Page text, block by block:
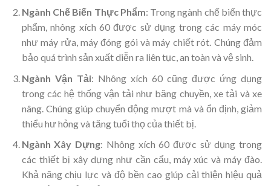
Ngành Chế Biến Thực Phẩm: Trong ngành chế biến thực
phẩm, nhông xích 60 được sử dụng trong các máy móc
như máy rửa, máy đóng gói và máy chiết rót. Chúng đảm
bảo quá trình sản xuất diễn ra liên tục, an toàn và vệ sinh.
Ngành Vận Tải: Nhông xích 60 cũng được ứng dụng
trong các hệ thống vận tải như băng chuyền, xe tải và xe
nâng. Chúng giúp chuyển động mượt mà và ổn định, giảm
thiểu hư hỏng và tăng tuổi thọ của thiết bị.
Ngành Xây Dựng: Nhông xích 60 được sử dụng trong
các thiết bị xây dựng như cần cẩu, máy xúc và máy đào.
Khả năng chịu lực và độ bền cao giúp cải thiện hiệu quả